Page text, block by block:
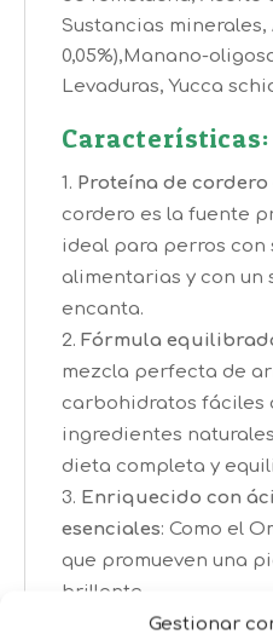
Gestionar
Sustancias minerales,
0,05%),Manano-
Levaduras, Yucca
Características:
Proteína de
cordero es la fuente
ideal para perros con
alimentarias y con un
encanta.
Fórmula
mezcla perfecta de
carbohidratos fáciles
ingredientes
dieta completa y
Enriquecido con
esenciales: Como el
que promueven una
brillante.
Digestión fácil y